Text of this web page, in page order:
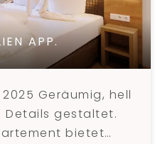
APP.
Geräumig, hell
Details gestaltet.
bietet